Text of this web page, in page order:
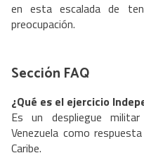
en esta escalada de
preocupación.
Sección FAQ
¿Qué es el ejercicio
Es un despliegue
Venezuela como
Caribe.